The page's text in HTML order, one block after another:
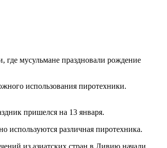
где мусульмане праздновали рождение
использования пиротехники.
пришелся на 13 января.
используются различная пиротехника.